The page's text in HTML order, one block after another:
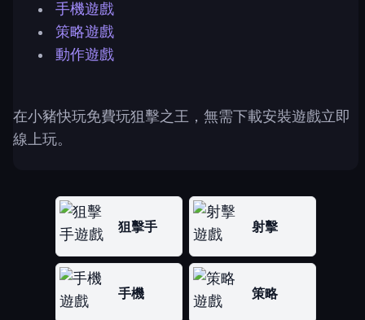
手機遊戲
策略遊戲
動作遊戲
在小豬快玩免費玩狙擊之王，無需下載安裝遊戲立即
線上玩。
狙擊手 射擊
手機 策略